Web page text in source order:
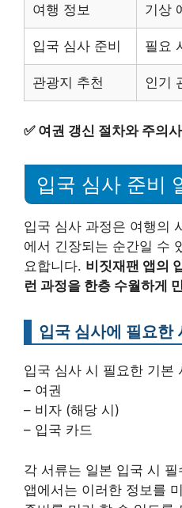
여행 정보 기상
입국 심사 준비 필요
관광지 추천 인기
✅ 여권 갱신 절차와 주의
입국 심사 준비
입국 심사 과정은 여행의
에서 긴장되는 순간일 수
요합니다. 비짓재팬 앱의
런 과정을 한층 수월하게
입국 심사에 필요한
입국 심사 시 필요한 기본
– 여권
– 비자 (해당 시)
– 입국 카드
각 서류는 일본 입국 시
앱에서는 이러한 정보를